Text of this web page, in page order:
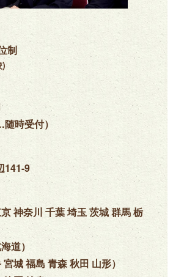
制
)
時受付）
141-9
神奈川 千葉 埼玉 茨城 群馬 栃
道）
城 福島 青森 秋田 山形）